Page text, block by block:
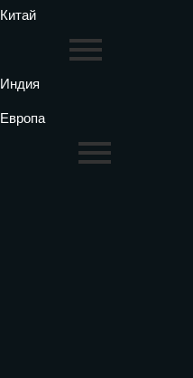
Китай
Индия
Европа